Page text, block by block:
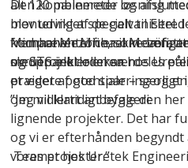
Den kombinerede løsning
blev udviklet specielt til Eltel.
fremhæver Michael Mezöfi,
medprojektlederen hos
præget af god sparring og
alt 120 pælemeter og
montering af de
komponenterne, som
og STS inkl. oliekar.
Michael Mezöfi er ikke
skruepæle er en særdeles
et videre potentiale – særligt
om midlertidigt byggeri:
”Jeg vil klart anbefale den
lignende projekter. Det har
og vi er efterhånden
vores projekter.”
Teamet hos Uretek